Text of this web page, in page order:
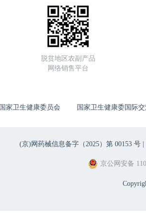
脱贫地区农副产品
网络销售平台
国家卫生健康委员会 国家卫生健康委国际
(京)网药械信息备字（2025）第 00153 号 |
京公网安备